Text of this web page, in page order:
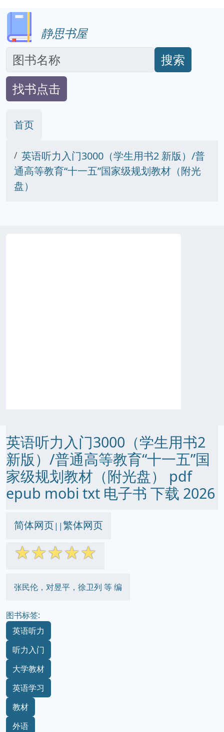
静思书屋
搜索
找书点击
首页
英语听力入门3000（学生用书2 新版）/普
通高等教育“十一五”国家级规划教材（附光
盘）
英语听力入门3000（学生用书2
新版）/普通高等教育“十一五”国
家级规划教材（附光盘） pdf
epub mobi txt 电子书 下载 2026
简体网页||繁体网页
☆☆☆☆☆
张民伦，对昱平，徐卫列 等 编
图书标签:
英语听力
听力入门
大学教材
英语学习
教材
外语